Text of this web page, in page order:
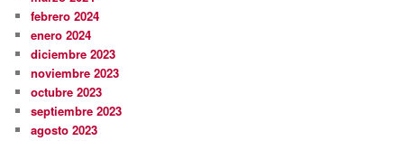
febrero 2024
enero 2024
diciembre 2023
noviembre 2023
octubre 2023
septiembre 2023
agosto 2023